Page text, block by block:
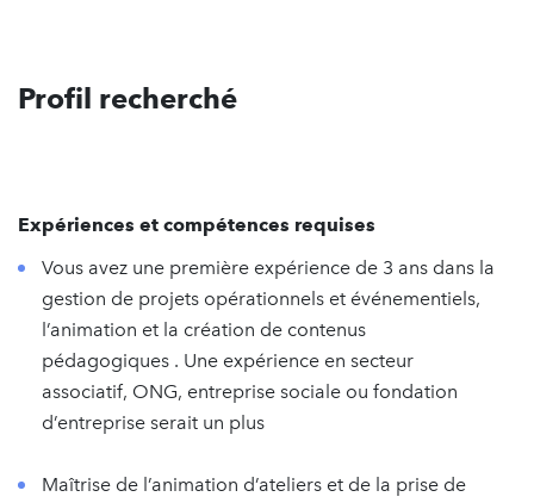
Profil recherché
Expériences et compétences requises
Vous avez une première expérience de 3 ans dans la
gestion de projets opérationnels et événementiels,
l’animation et la création de contenus
pédagogiques . Une expérience en secteur
associatif, ONG, entreprise sociale ou fondation
d’entreprise serait un plus
Maîtrise de l’animation d’ateliers et de la prise de